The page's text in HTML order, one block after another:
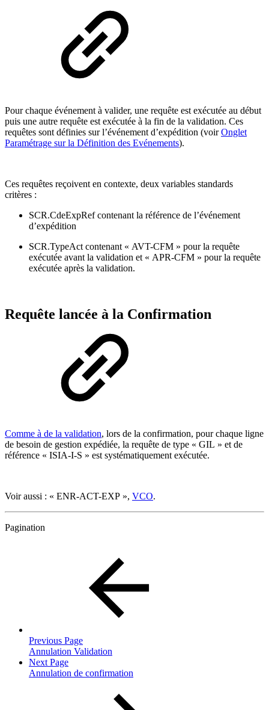
Pour chaque événement à valider, une requête est exécutée au début
puis une autre requête est exécutée à la fin de la validation. Ces
requêtes sont définies sur l’événement d’expédition (voirOnglet
Paramétrage sur la Définition des Evénements).
Ces requêtes reçoivent en contexte, deux variables standards
critères :
SCR.CdeExpRef contenant la référence de l’événement
d’expédition
SCR.TypeAct contenant « AVT-CFM » pour la requête
exécutée avant la validation et « APR-CFM » pour la requête
exécutée après la validation.
Requête lancée à la Confirmation
Comme à de la validation, lors de la confirmation, pour chaque ligne
de besoin de gestion expédiée, la requête de type « GIL » et de
référence « ISIA-I-S » est systématiquement exécutée.
Voir aussi : « ENR-ACT-EXP », VCO.
Pagination
Previous Page
Annulation Validation
Next Page
Annulation de confirmation